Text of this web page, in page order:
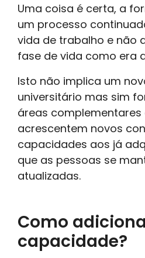
Uma coisa é certa, a
um processo
vida de trabalho e não
fase de vida como era
Isto não implica um
universitário mas sim
áreas complementares
acrescentem novos
capacidades aos já
que as pessoas se
atualizadas.
Como
capacidade?